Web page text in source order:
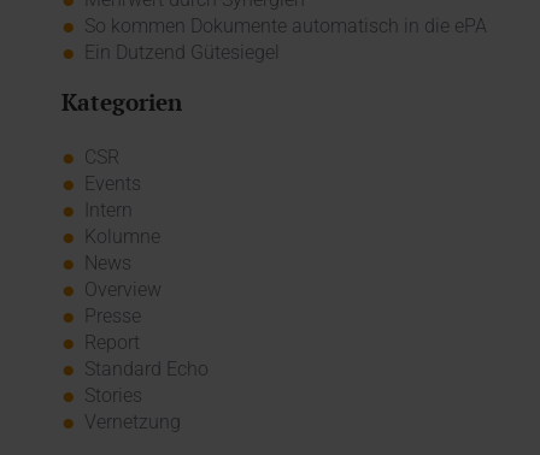
So kommen Dokumente automatisch in die ePA
Ein Dutzend Gütesiegel
Kategorien
CSR
Events
Intern
Kolumne
News
Overview
Presse
Report
Standard Echo
Stories
Vernetzung